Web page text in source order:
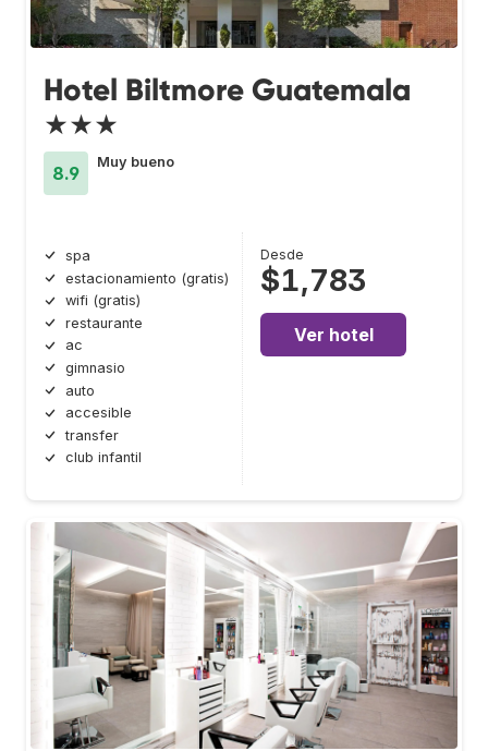
Hotel Biltmore Guatemala
★★★
8.9
Muy bueno
spa
estacionamiento (gratis)
wifi (gratis)
restaurante
ac
gimnasio
auto
accesible
transfer
club infantil
Desde
$1,783
Ver hotel